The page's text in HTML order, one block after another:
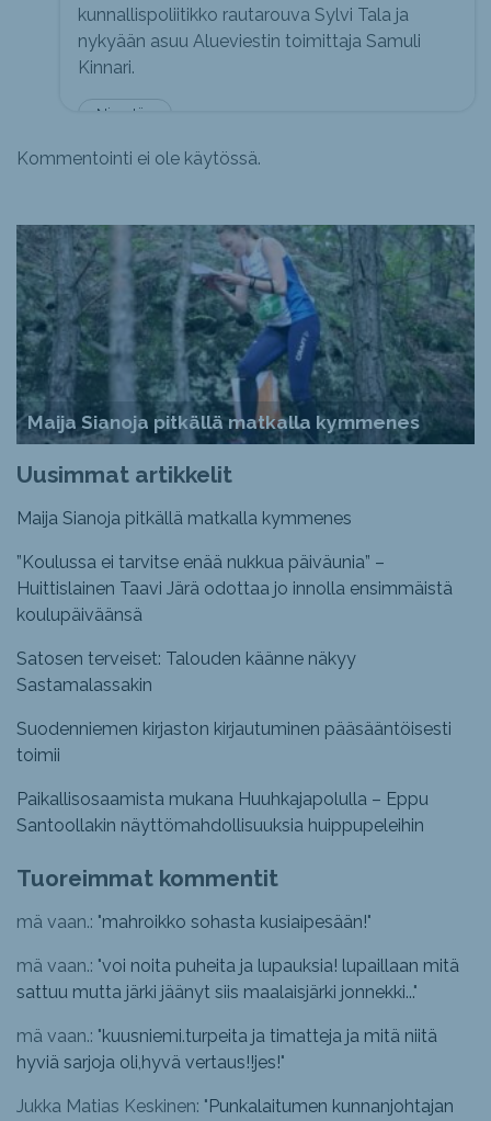
Nimetön
kunnallispoliitikko rautarouva Sylvi Tala ja
nykyään asuu Alueviestin toimittaja Samuli
Kinnari.
Kommentointi ei ole käytössä.
Maija Sianoja pitkällä matkalla kymmenes
Uusimmat artikkelit
Maija Sianoja pitkällä matkalla kymmenes
”Koulussa ei tarvitse enää nukkua päiväunia” –
Huittislainen Taavi Järä odottaa jo innolla ensimmäistä
koulupäiväänsä
Satosen terveiset: Talouden käänne näkyy
Sastamalassakin
Suodenniemen kirjaston kirjautuminen pääsääntöisesti
toimii
Paikallisosaamista mukana Huuhkajapolulla – Eppu
Santoollakin näyttömahdollisuuksia huippupeleihin
Tuoreimmat kommentit
mä vaan.: "mahroikko sohasta kusiaipesään!"
mä vaan.: "voi noita puheita ja lupauksia! lupaillaan mitä
sattuu mutta järki jäänyt siis maalaisjärki jonnekki..."
mä vaan.: "kuusniemi.turpeita ja timatteja ja mitä niitä
hyviä sarjoja oli,hyvä vertaus!!jes!"
Jukka Matias Keskinen: "Punkalaitumen kunnanjohtajan